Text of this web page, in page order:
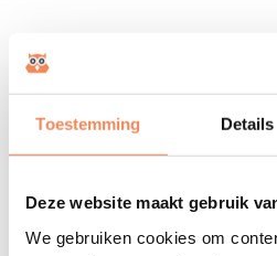
Toestemming Details
Deze website maakt gebruik
We gebruiken cookies om